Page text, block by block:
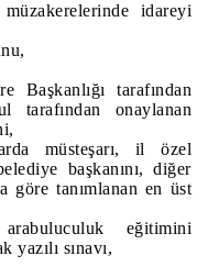
idareyi
tarafından
tarafından onaylanan
müsteşarı, il özel
başkanını, diğer
göre tanımlanan en üst
eğitimini
yazılı sınavı,